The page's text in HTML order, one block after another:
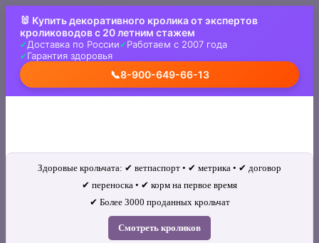
content
🐰 Купить декоративного кролика от экспертов
кролиководов с 20 летним стажем
Доставка по России
Работаем с 2007 года
Гарантия здоровья
📞8-900-649-66-13
Здоровые крольчата: ✔ ветпаспорт • ✔ метрика • ✔ договор
✔ переноска • ✔ корм на первое время
✔ Более 3000 проданных крольчат
Смотреть кроликов